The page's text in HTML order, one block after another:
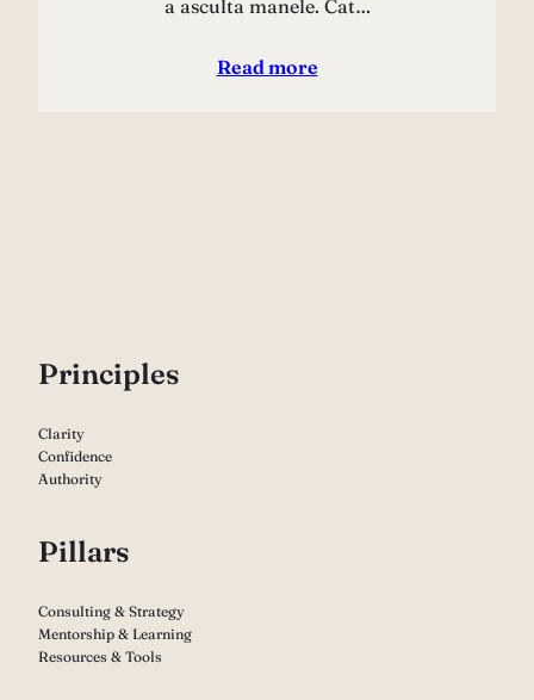
a asculta manele. Cat…
Read more
Principles
Clarity
Confidence
Authority
Pillars
Consulting & Strategy
Mentorship & Learning
Resources & Tools